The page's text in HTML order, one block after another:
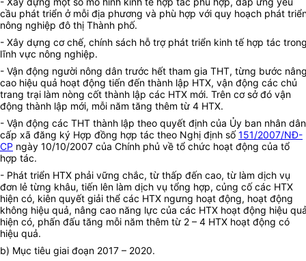
cầu phát triển ở mỗi địa phương và phù hợp với quy hoạch phát
nông nghiệp đô thị Thành phố.
- Xây dựng cơ chế, chính sách hỗ trợ phát triển kinh tế hợp tác
lĩnh vực nông nghiệp.
- Vận động người nông dân trước hết tham gia THT, từng bước
cao hiệu quả hoạt động tiến đến thành lập HTX, vận động các chủ
trang trại làm nòng cốt thành lập các HTX mới. Trên cơ sở đó vận
động thành lập mới, mỗi năm tăng thêm từ 4 HTX.
- Vận động các THT thành lập theo quyết định của Ủy ban nhân dân
cấp xã đăng ký Hợp đồng hợp tác theo Nghị định số151/2007/NĐ-
CP ngày 10/10/2007 của Chính phủ về tổ chức hoạt động của tổ
hợp tác.
- Phát triển HTX phải vững chắc, từ thấp đến cao, từ làm dịch vụ
đơn lẻ từng khâu, tiến lên làm dịch vụ tổng hợp, củng cố các HTX
hiện có, kiên quyết giải thể các HTX ngưng hoạt động, hoạt động
không hiệu quả, nâng cao năng lực của các HTX hoạt động hiệu
hiện có, phấn đấu tăng mỗi năm thêm từ 2 – 4 HTX hoạt động có
hiệu quả.
b) Mục tiêu giai đoạn 2017 – 2020.